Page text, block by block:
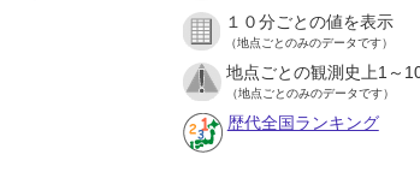
１０分ごとの値を表示
（地点ごとのみのデータです）
地点ごとの観測史上1～
（地点ごとのみのデータです）
歴代全国ランキング